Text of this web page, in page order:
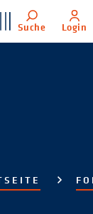
Suche Login